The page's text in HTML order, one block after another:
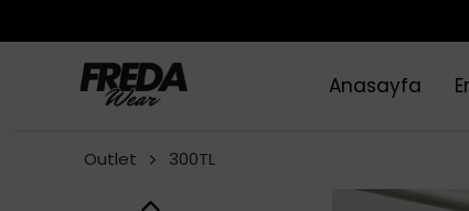
Anasayfa
Outlet 300TL